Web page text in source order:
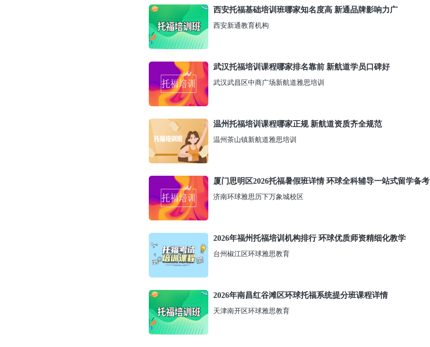
西安托福基础培训班哪家知名度高 新通品牌影响力广
西安新通教育机构
武汉托福培训课程哪家排名靠前 新航道学员口碑好
武汉武昌区中商广场新航道雅思培训
温州托福培训课程哪家正规 新航道资质齐全规范
温州茶山镇新航道雅思培训
厦门思明区2026托福暑假班详情 环球全科辅导一站式留学备考
济南环球雅思历下万象城校区
2026年福州托福培训机构排行 环球优质师资精细化教学
台州椒江区环球雅思教育
2026年南昌红谷滩区环球托福系统提分班课程详情
天津南开区环球雅思教育